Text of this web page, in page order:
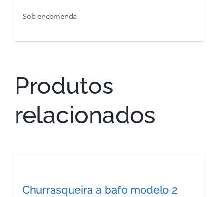
Sob encomenda
Produtos
relacionados
Churrasqueira a bafo modelo 2